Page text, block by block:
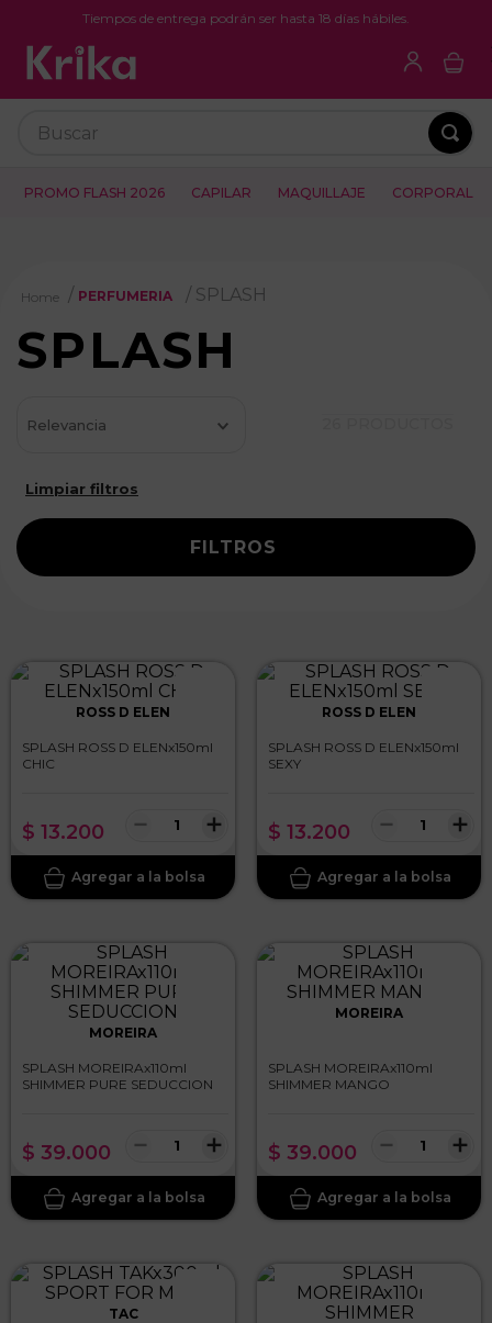
Tiempos de entrega podrán ser hasta 18 días hábiles.
PROMO FLASH 2026 CAPILAR MAQUILLAJE CORPORAL
PERFUMERIA SPLASH
SPLASH
Relevancia
FILTROS
ROSS D ELEN
SPLASH ROSS D ELENx150ml
CHIC
$ 13.200 ＋
－
ROSS D ELEN
SPLASH ROSS D ELENx150ml
SEXY
$ 13.200 ＋
－
MOREIRA
SPLASH MOREIRAx110ml
SHIMMER PURE SEDUCCION
$ 39.000 ＋
－
MOREIRA
SPLASH MOREIRAx110ml
SHIMMER MANGO
$ 39.000 ＋
－
TAC